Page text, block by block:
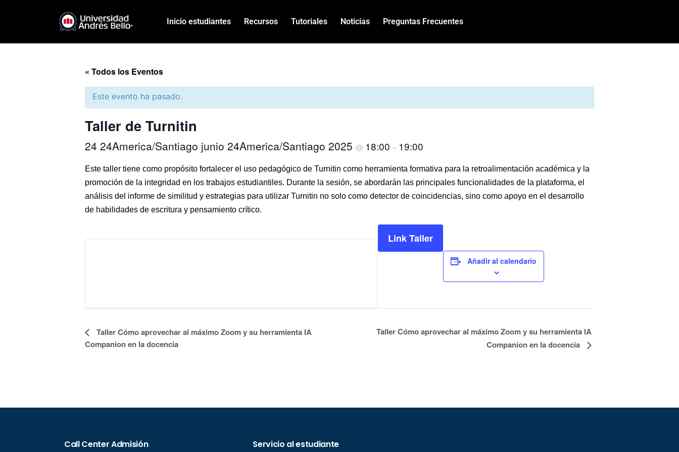
Inicio estudiantes Recursos Tutoriales Noticias Preguntas Frecuentes
« Todos los Eventos
Este evento ha pasado.
Taller de Turnitin
24 24America/Santiago junio 24America/Santiago 2025 @ 18:00 – 19:00
Este taller tiene como propósito fortalecer el uso pedagógico de Turnitin como herramienta formativa para la retroalimentación académica y la
promoción de la integridad en los trabajos estudiantiles. Durante la sesión, se abordarán las principales funcionalidades de la plataforma, el
análisis del informe de similitud y estrategias para utilizar Turnitin no solo como detector de coincidencias, sino como apoyo en el desarrollo
de habilidades de escritura y pensamiento crítico.
Link Taller
Añadir al calendario
Navegación
del
Taller Cómo aprovechar al máximo Zoom y su herramienta IA
Companion en la docencia
Taller Cómo aprovechar al máximo Zoom y su herramienta IA
Companion en la docencia